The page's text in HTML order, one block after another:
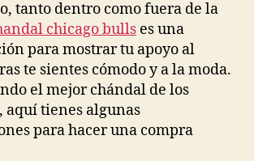
tanto dentro como fuera de la
chicago bulls es una
para mostrar tu apoyo al
te sientes cómodo y a la moda.
el mejor chándal de los
aquí tienes algunas
para hacer una compra